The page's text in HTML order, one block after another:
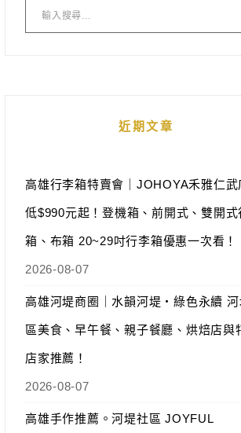
近期文章
高雄行李箱特賣會｜JOHOYA禾雅仁武
低$990元起！登機箱、前開式、雙開式
箱、布箱 20~29吋行李箱優惠一次看！
2026-08-07
高雄河堤商圈｜水韻河堤‧綠色永續 河
區美食、早午餐、親子餐廳、烘焙店與
店家推薦！
2026-08-07
高雄手作推薦。河堤社區 JOYFUL